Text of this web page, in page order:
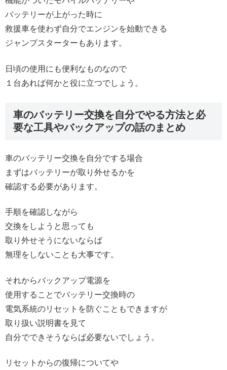
バッテリーが上がった時に
救援車を使わず自分でエンジンを始動できる
ジャンプスターターもあります。
日頃の使用にも便利なものなので
１台あれば何かと役に立つでしょう。
車のバッテリー交換を自分でやる方法と必
要な工具やバックアップの話のまとめ
車のバッテリー交換を自分でする場合
まずはバッテリーが取り外せるかを
確認する必要があります。
手順を確認しながら
交換をしようと思っても
取り外せそうにないならば
無理をしないことも大事です。
それからバックアップ電源を
使用することでバッテリー交換時の
電気系統のリセットを防ぐこともできますが
取り扱い説明書を見て
自分でできそうならば必要ないでしょう。
リセットからの復帰についてや